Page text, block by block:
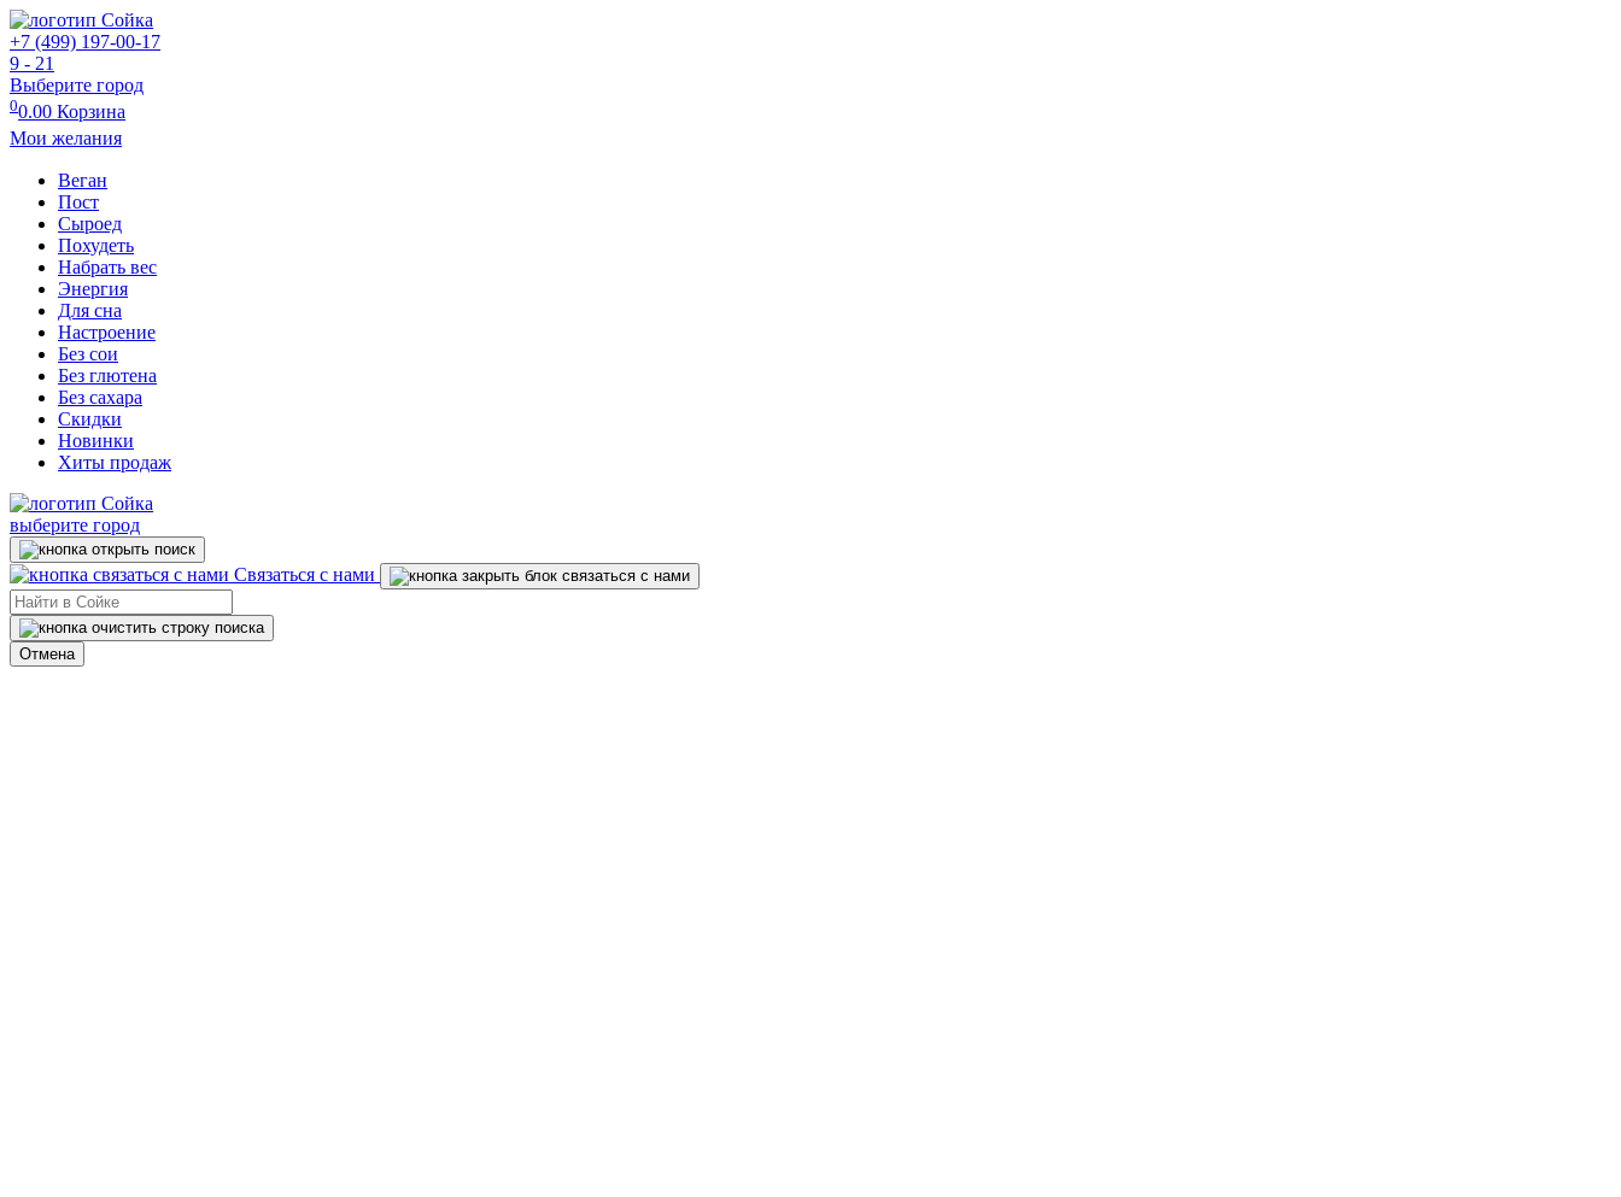
+7 (499) 197-00-17
9 - 21
Выберите город
00.00 Корзина
Мои желания
Веган
Пост
Сыроед
Похудеть
Набрать вес
Энергия
Для сна
Настроение
Без сои
Без глютена
Без сахара
Скидки
Новинки
Хиты продаж
выберите город
Связаться с нами
Отмена